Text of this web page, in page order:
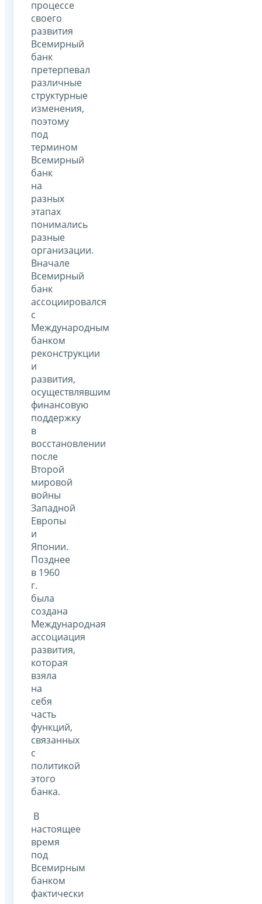
процессе
своего
развития
Всемирный
банк
претерпевал
различные
структурные
изменения,
поэтому
под
термином
Всемирный
банк
на
разных
этапах
понимались
разные
организации.
Вначале
Всемирный
банк
ассоциировался
с
Международным
банком
реконструкции
и
развития,
осуществлявшим
финансовую
поддержку
в
восстановлении
после
Второй
мировой
войны
Западной
Европы
и
Японии.
Позднее
в 1960
г.
была
создана
Международная
ассоциация
развития,
которая
взяла
на
себя
часть
функций,
связанных
с
политикой
этого
банка.
В
настоящее
время
под
Всемирным
банком
фактически